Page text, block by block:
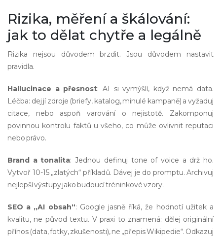
Rizika, měření a škálování:
jak to dělat chytře a legálně
Rizika nejsou důvodem brzdit. Jsou důvodem nastavit
pravidla.
Hallucinace a přesnost: AI si vymýšlí, když nemá data.
Léčba: dej jí zdroje (briefy, katalog, minulé kampaně) a vyžaduj
citace, nebo aspoň varování o nejistotě. Zakomponuj
povinnou kontrolu faktů u všeho, co může ovlivnit reputaci
nebo právo.
Brand a tonalita: Jednou definuj tone of voice a drž ho.
Vytvoř 10-15 „zlatých“ příkladů. Dávej je do promptu. Archivuj
nejlepší výstupy jako budoucí tréninkové vzory.
SEO a „AI obsah“: Google jasně říká, že hodnotí užitek a
kvalitu, ne původ textu. V praxi to znamená: dělej originální
přínos (data, fotky, zkušenosti), ne „přepis Wikipedie“. Odkazuj